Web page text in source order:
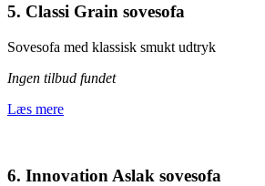
5. Classi Grain sovesofa
Sovesofa med klassisk smukt udtryk
Ingen tilbud fundet
Læs mere
6. Innovation Aslak sovesofa